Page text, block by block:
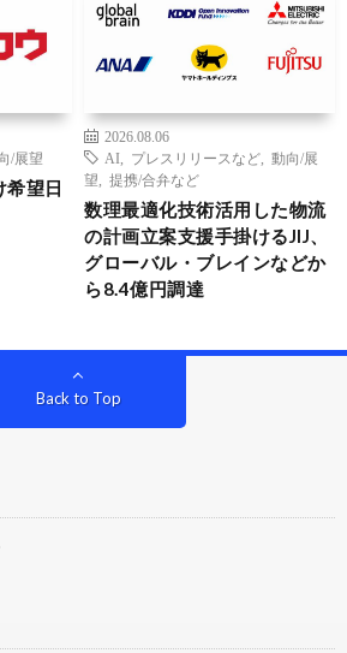
/展望
希望日
2026.08.06
AI
プレスリリースなど
動向/展
望
提携/合弁など
数理最適化技術活用した物流
の計画立案支援手掛けるJIJ、
グローバル・ブレインなどか
ら8.4億円調達
Back to Top